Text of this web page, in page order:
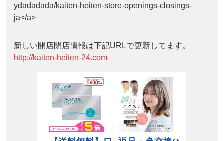
ydadadada/kaiten-heiten-store-openings-closings-
ja</a>
新しい開店閉店情報は下記URLで更新してます。
http://kaiten-heiten-24.com